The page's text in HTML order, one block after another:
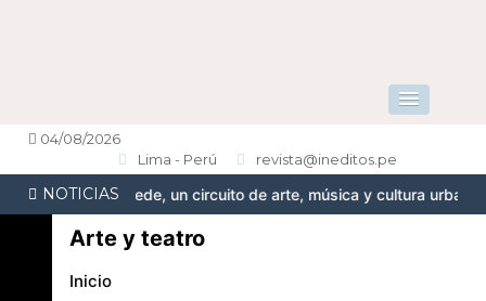
04/08/2026
Lima - Perú
revista@ineditos.pe
NOTICIAS
Suede, un circuito de arte, música y cultura urbana en Barranco
Arte y teatro
Inicio